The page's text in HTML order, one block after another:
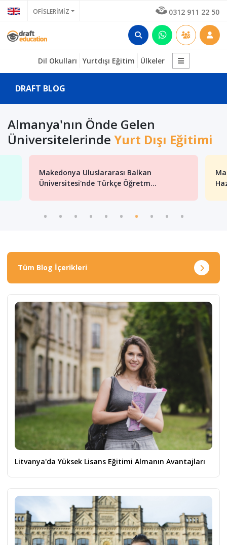
OFİSLERİMİZ 0312 911 22 50
Dil Okulları Yurtdışı Eğitim Ülkeler
DRAFT BLOG
Almanya'nın Önde Gelen
Üniversitelerinde Yurt Dışı Eğitimi
Makedonya Uluslararası Balkan
Üniversitesi'nde Türkçe Öğretm...
Tüm Blog İçerikleri
Litvanya'da Yüksek Lisans Eğitimi Almanın Avantajları